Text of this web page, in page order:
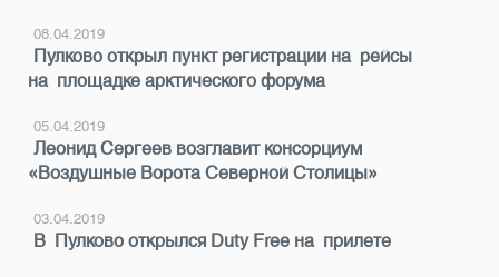
08.04.2019
Пулково открыл пункт регистрации на рейсы
на площадке арктического форума
05.04.2019
Леонид Сергеев возглавит консорциум
«Воздушные Ворота Северной Столицы»
03.04.2019
В Пулково открылся Duty Free на прилете